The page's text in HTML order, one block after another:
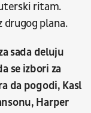
ritam.
drugog plana.
sada deluju
se izbori za
da pogodi, Kasl
Harper